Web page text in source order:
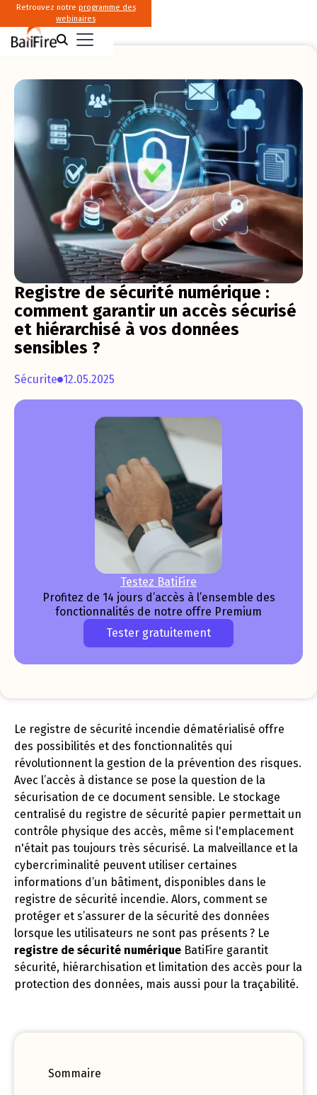
Retrouvez notre programme des
webinaires
Registre de sécurité numérique :
comment garantir un accès sécurisé
et hiérarchisé à vos données
sensibles ?
Sécurite 12.05.2025
Testez BatiFire
Profitez de 14 jours d’accès à l’ensemble des
fonctionnalités de notre offre Premium
Tester gratuitement
Le registre de sécurité incendie dématérialisé offre
des possibilités et des fonctionnalités qui
révolutionnent la gestion de la prévention des risques.
Avec l’accès à distance se pose la question de la
sécurisation de ce document sensible. Le stockage
centralisé du registre de sécurité papier permettait un
contrôle physique des accès, même si l'emplacement
n'était pas toujours très sécurisé. La malveillance et la
cybercriminalité peuvent utiliser certaines
informations d’un bâtiment, disponibles dans le
registre de sécurité incendie. Alors, comment se
protéger et s’assurer de la sécurité des données
lorsque les utilisateurs ne sont pas présents ? Le
registre de sécurité numérique BatiFire garantit
sécurité, hiérarchisation et limitation des accès pour la
protection des données, mais aussi pour la traçabilité.
Sommaire